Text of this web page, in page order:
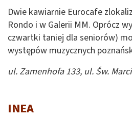
Dwie kawiarnie Eurocafe
Rondo i w Galerii MM. Oprócz
czwartki taniej dla seniorów)
występów muzycznych
ul. Zamenhofa 133, ul. Św.
INEA